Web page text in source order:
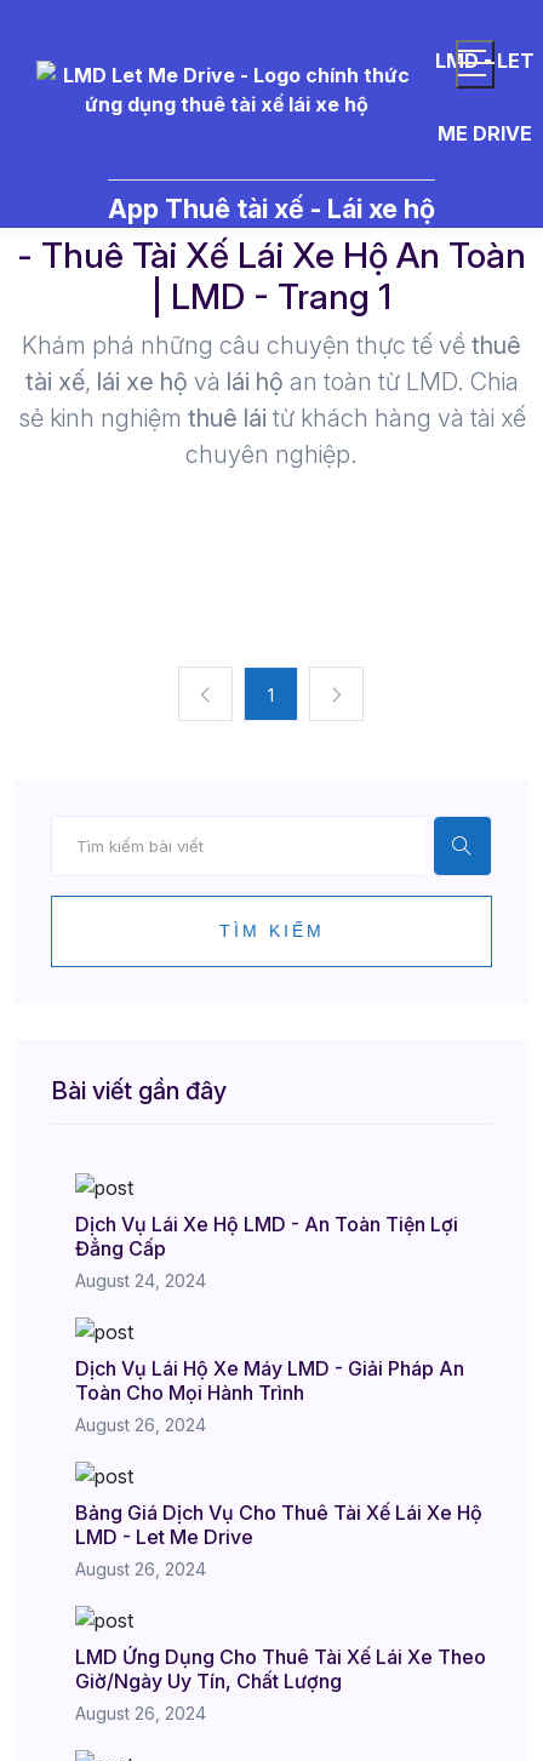
LMD - LET
ME DRIVE
App Thuê tài xế - Lái xe hộ
- Thuê Tài Xế Lái Xe Hộ An Toàn
| LMD - Trang 1​
Khám phá những câu chuyện thực tế về thuê
tài xế, lái xe hộ và lái hộ an toàn từ LMD. Chia
sẻ kinh nghiệm thuê lái từ khách hàng và tài xế
chuyên nghiệp.
1
TÌM KIẾM
Bài viết gần đây
Dịch Vụ Lái Xe Hộ LMD - An Toàn Tiện Lợi
Đẳng Cấp
August 24, 2024
Dịch Vụ Lái Hộ Xe Máy LMD - Giải Pháp An
Toàn Cho Mọi Hành Trình
August 26, 2024
Bảng Giá Dịch Vụ Cho Thuê Tài Xế Lái Xe Hộ
LMD - Let Me Drive
August 26, 2024
LMD Ứng Dụng Cho Thuê Tài Xế Lái Xe Theo
Giờ/Ngày Uy Tín, Chất Lượng
August 26, 2024